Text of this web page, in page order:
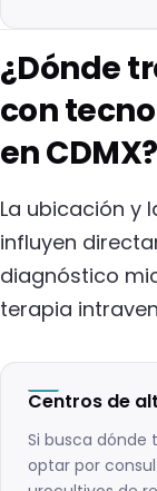
¿Dónde
con
en CDMX?
La ubicación y
influyen
diagnóstico
terapia
Centros de
Si busca
optar por